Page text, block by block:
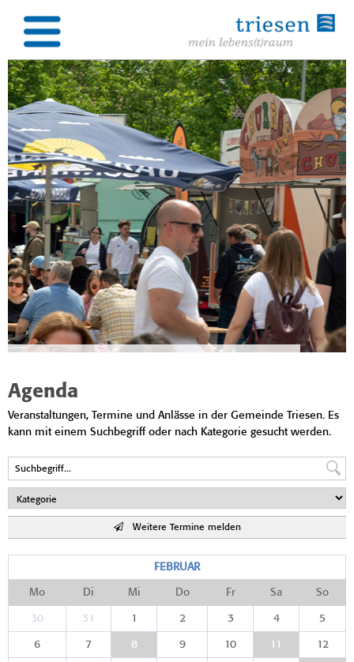
Agenda
Veranstaltungen, Termine und Anlässe in der Gemeinde Triesen. Es
kann mit einem Suchbegriff oder nach Kategorie gesucht werden.
Weitere Termine melden
FEBRUAR
Mo Di Mi Do Fr Sa So
30 31 1 2 3 4 5
6 7 8 9 10 11 12